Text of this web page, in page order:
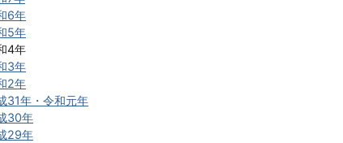
6年
5年
4年
3年
2年
31年・令和元年
30年
29年